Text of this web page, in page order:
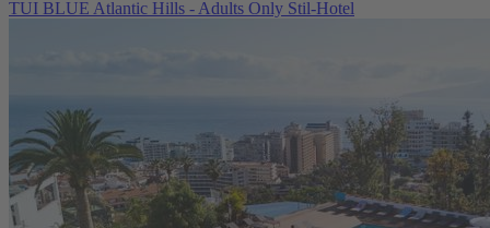
TUI BLUE Atlantic Hills - Adults Only Stil-Hotel